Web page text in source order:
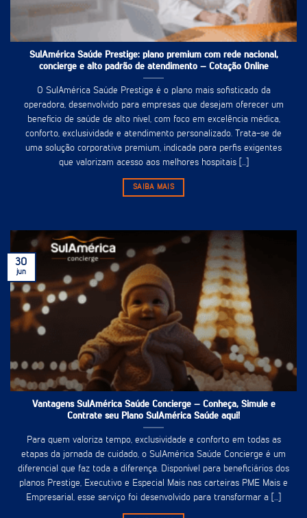
SulAmérica Saúde Prestige: plano premium com rede nacional,
concierge e alto padrão de atendimento – Cotação Online
O SulAmérica Saúde Prestige é o plano mais sofisticado da
operadora, desenvolvido para empresas que desejam oferecer um
benefício de saúde de alto nível, com foco em excelência médica,
conforto, exclusividade e atendimento personalizado. Trata-se de
uma solução corporativa premium, indicada para perfis exigentes
que valorizam acesso aos melhores hospitais [...]
SAIBA MAIS
Vantagens SulAmérica Saúde Concierge – Conheça, Simule e
Contrate seu Plano SulAmérica Saúde aqui!
Para quem valoriza tempo, exclusividade e conforto em todas as
etapas da jornada de cuidado, o SulAmérica Saúde Concierge é um
diferencial que faz toda a diferença. Disponível para beneficiários dos
planos Prestige, Executivo e Especial Mais nas carteiras PME Mais e
Empresarial, esse serviço foi desenvolvido para transformar a [...]
30
jun